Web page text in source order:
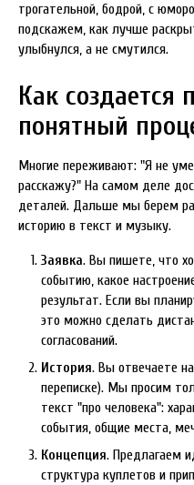
трогательной, бодрой, с
подскажем, как лучше
улыбнулся, а не смутился.
Как создается
понятный
Многие переживают: "Я не
расскажу?" На самом деле
деталей. Дальше мы берем
историю в текст и музыку.
Заявка. Вы пишете, что
событию, какое
результат. Если вы
это можно сделать
согласований.
История. Вы отвечаете
переписке). Мы просим
текст "про человека":
события, общие места,
Концепция. Предлагаем
структура куплетов и